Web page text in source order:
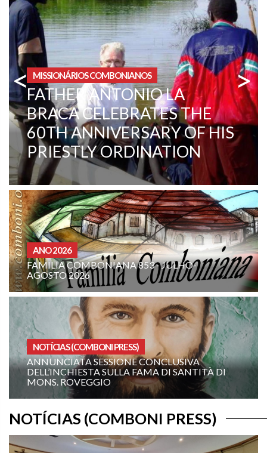
< ÁREA INSTITUCIONAL
CENTRAL AFRICAN
REPUBLIC. A CHANGE IN
MENTALITY
>
- JULHO-
CURIA - (NOTIZIE-NEWS)
INTENÇÃO DE ORAÇÃO DA
COMBONIANA: AGOSTO DE
DI SANTITÀ DI
HOMILIAS PARA O ANO A
XIX DOMINGO DO TEMPO
A): “ORDENA-ME QUE VÁ
NOTÍCIAS (COMBONI PRESS)